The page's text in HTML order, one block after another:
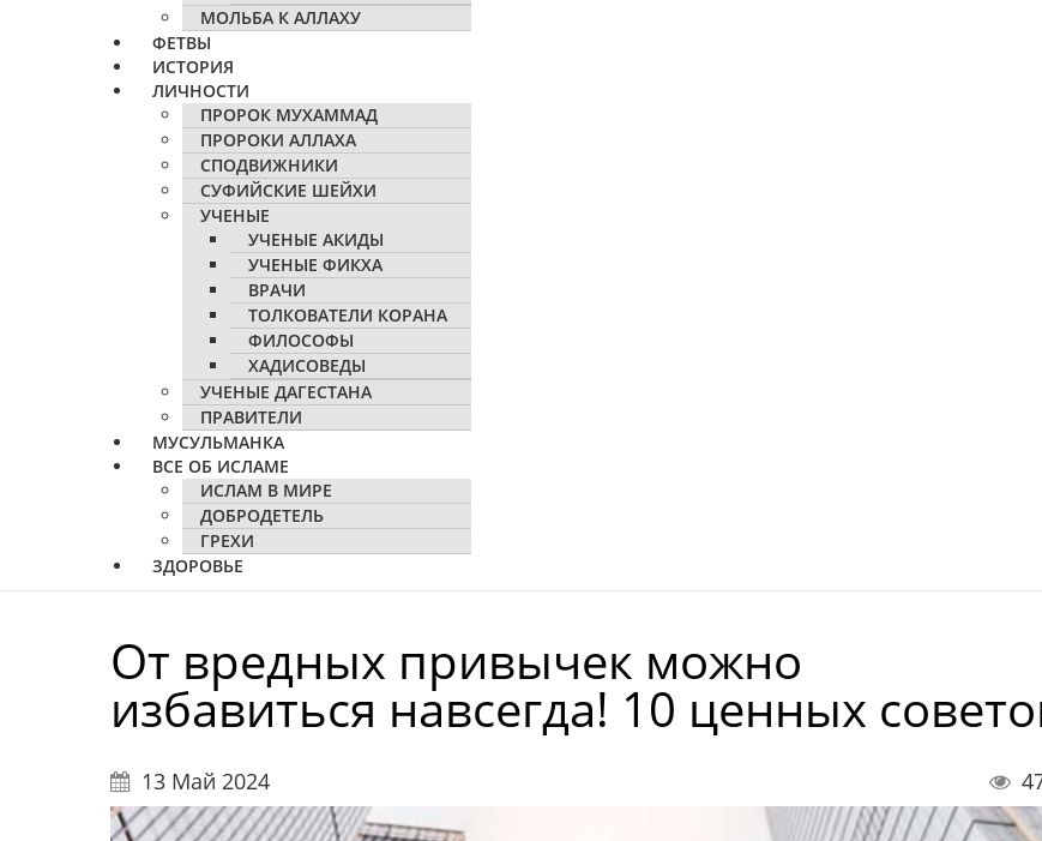
МОЛЬБА К АЛЛАХУ
ФЕТВЫ
ИСТОРИЯ
ЛИЧНОСТИ
ПРОРОК МУХАММАД
ПРОРОКИ АЛЛАХА
СПОДВИЖНИКИ
СУФИЙСКИЕ ШЕЙХИ
УЧЕНЫЕ
УЧЕНЫЕ АКИДЫ
УЧЕНЫЕ ФИКХА
ВРАЧИ
ТОЛКОВАТЕЛИ КОРАНА
ФИЛОСОФЫ
ХАДИСОВЕДЫ
УЧЕНЫЕ ДАГЕСТАНА
ПРАВИТЕЛИ
МУСУЛЬМАНКА
ВСЕ ОБ ИСЛАМЕ
ИСЛАМ В МИРЕ
ДОБРОДЕТЕЛЬ
ГРЕХИ
ЗДОРОВЬЕ
От вредных привычек можно
избавиться навсегда! 10 ценных
13 Май 2024